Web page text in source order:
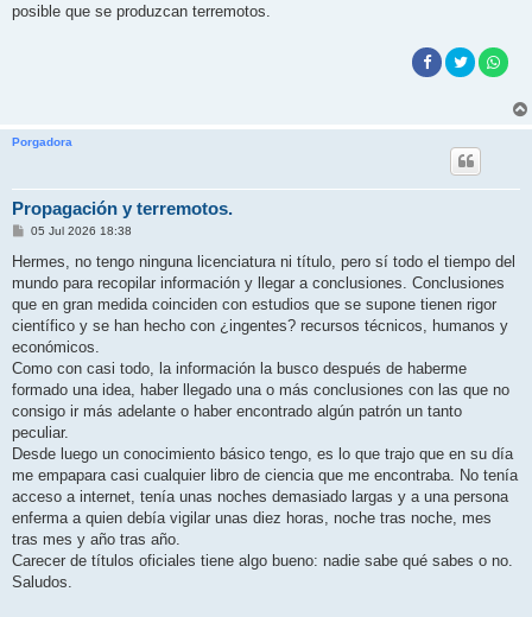
posible que se produzcan terremotos.
Porgadora
Propagación y terremotos.
M
n
a
j
05 Jul 2026 18:38
Hermes, no tengo ninguna licenciatura ni título, pero sí todo el tiempo del
mundo para recopilar información y llegar a conclusiones. Conclusiones
que en gran medida coinciden con estudios que se supone tienen rigor
científico y se han hecho con ¿ingentes? recursos técnicos, humanos y
económicos.
Como con casi todo, la información la busco después de haberme
formado una idea, haber llegado una o más conclusiones con las que no
consigo ir más adelante o haber encontrado algún patrón un tanto
peculiar.
Desde luego un conocimiento básico tengo, es lo que trajo que en su día
me empapara casi cualquier libro de ciencia que me encontraba. No tenía
acceso a internet, tenía unas noches demasiado largas y a una persona
enferma a quien debía vigilar unas diez horas, noche tras noche, mes
tras mes y año tras año.
Carecer de títulos oficiales tiene algo bueno: nadie sabe qué sabes o no.
Saludos.